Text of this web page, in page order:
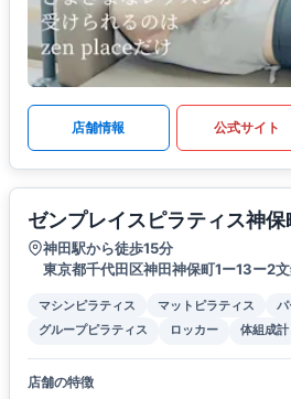
店舗情報 公式サイト
ゼンプレイスピラティス神
神田駅から徒歩15分
東京都千代田区神田神保町1ー13ー2
マシンピラティス マットピラティス
パ
グループピラティス
ロッカー 体組成計
店舗の特徴